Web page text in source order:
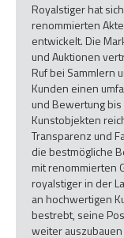
Royalstiger hat
renommierten
entwickelt. Die
und Auktionen
Ruf bei Sammlern
Kunden einen
und Bewertung
Kunstobjekten
Transparenz und
die bestmögliche
mit renommierten
royalstiger in der
an hochwertigen
bestrebt, seine
weiter